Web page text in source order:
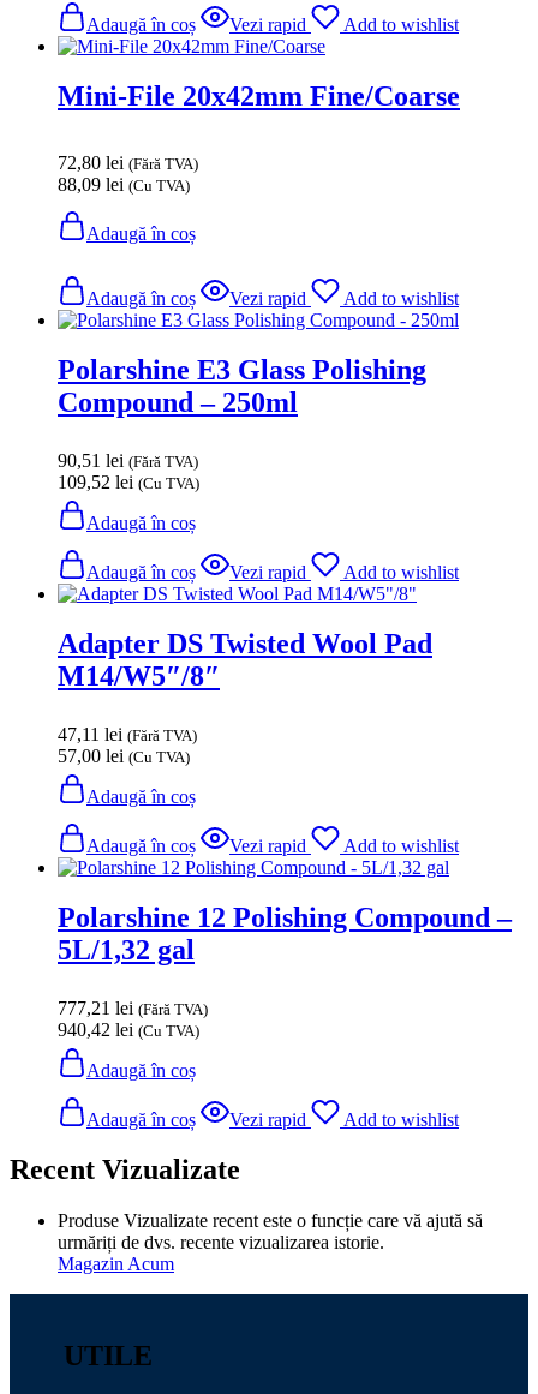
Adaugă în coș Vezi rapid Add to wishlist
Mini-File 20x42mm Fine/Coarse
72,80 lei (Fără TVA)
88,09 lei (Cu TVA)
Adaugă în coș
Adaugă în coș Vezi rapid Add to wishlist
Polarshine E3 Glass Polishing
Compound – 250ml
90,51 lei (Fără TVA)
109,52 lei (Cu TVA)
Adaugă în coș
Adaugă în coș Vezi rapid Add to wishlist
Adapter DS Twisted Wool Pad
M14/W5″/8″
47,11 lei (Fără TVA)
57,00 lei (Cu TVA)
Adaugă în coș
Adaugă în coș Vezi rapid Add to wishlist
Polarshine 12 Polishing Compound –
5L/1,32 gal
777,21 lei (Fără TVA)
940,42 lei (Cu TVA)
Adaugă în coș
Adaugă în coș Vezi rapid Add to wishlist
Recent Vizualizate
Produse Vizualizate recent este o funcție care vă ajută să
urmăriți de dvs. recente vizualizarea istorie.
Magazin Acum
UTILE